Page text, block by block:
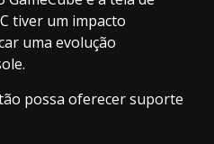
tiver um impacto
uma evolução
possa oferecer suporte